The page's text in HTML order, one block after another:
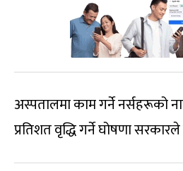
अस्पतालमा काम गर्ने नर्सहरूको
प्रतिशत वृद्धि गर्ने घोषणा